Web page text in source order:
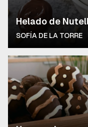
Helado de
SOFÍA DE LA TORRE